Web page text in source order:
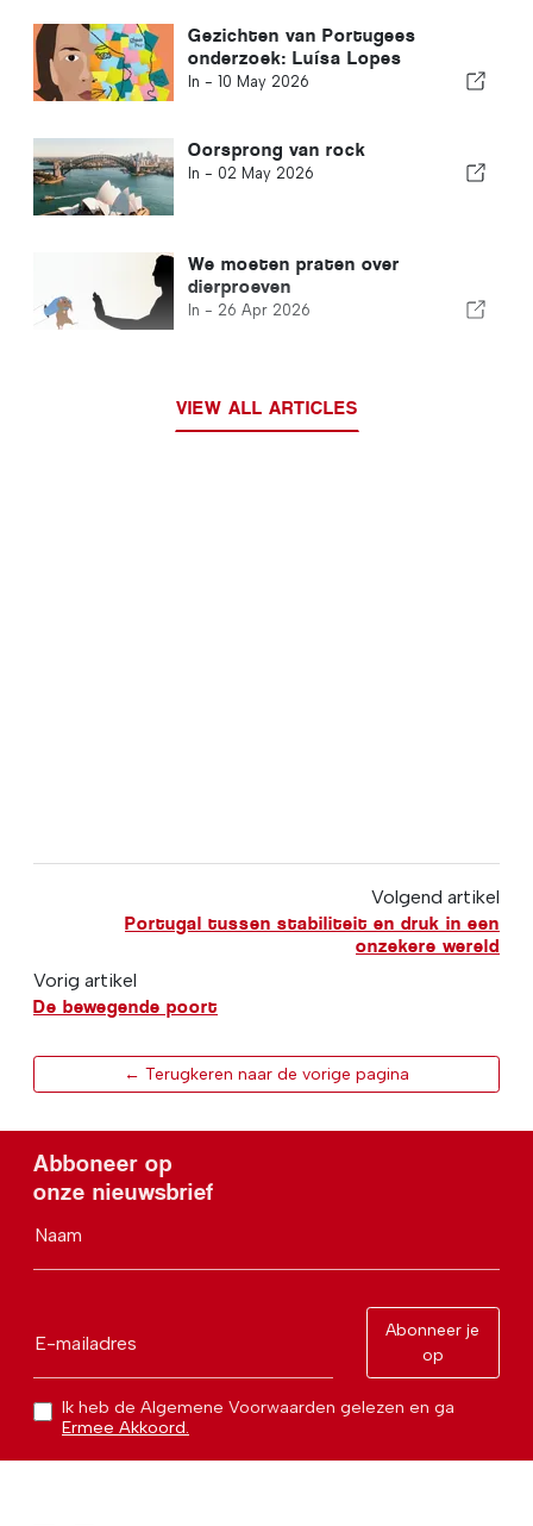
Gezichten van Portugees
onderzoek: Luísa Lopes
In - 10 May 2026
Oorsprong van rock
In - 02 May 2026
We moeten praten over
dierproeven
In - 26 Apr 2026
VIEW ALL ARTICLES
Volgend artikel
Portugal tussen stabiliteit en druk in een
onzekere wereld
Vorig artikel
De bewegende poort
← Terugkeren naar de vorige pagina
Abboneer op
onze nieuwsbrief
Naam
E-mailadres
Abonneer je
op
Ik heb de Algemene Voorwaarden gelezen en ga
Ermee Akkoord.